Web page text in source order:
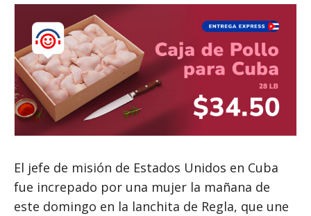
El jefe de misión de Estados Unidos en Cuba
fue increpado por una mujer la mañana de
este domingo en la lanchita de Regla, que une